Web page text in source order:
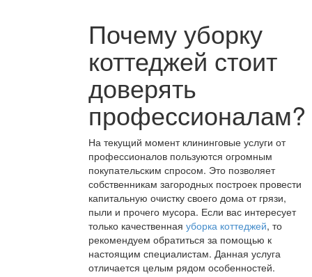
Почему уборку
коттеджей стоит
доверять
профессионалам?
На текущий момент клининговые услуги от
профессионалов пользуются огромным
покупательским спросом. Это позволяет
собственникам загородных построек провести
капитальную очистку своего дома от грязи,
пыли и прочего мусора. Если вас интересует
только качественная уборка коттеджей, то
рекомендуем обратиться за помощью к
настоящим специалистам. Данная услуга
отличается целым рядом особенностей.